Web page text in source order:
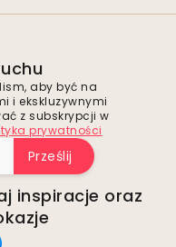
aby być na
i ekskluzywnymi
z subskrypcji w
prywatności
Prześlij
inspiracje oraz